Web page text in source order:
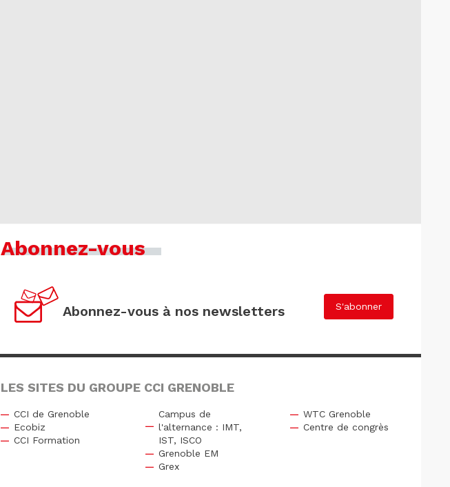
Abonnez-vous
Abonnez-vous à nos newsletters S'abonner
LES SITES DU GROUPE CCI GRENOBLE
CCI de Grenoble
Ecobiz
CCI Formation
Campus de
l'alternance : IMT,
IST, ISCO
Grenoble EM
Grex
WTC Grenoble
Centre de congrès